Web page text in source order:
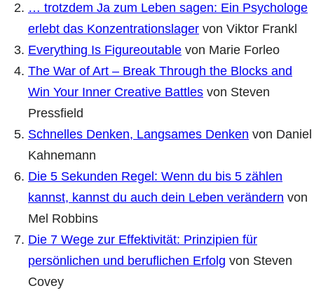
… trotzdem Ja zum Leben sagen: Ein Psychologe
erlebt das Konzentrationslager von Viktor Frankl
Everything Is Figureoutable von Marie Forleo
The War of Art – Break Through the Blocks and
Win Your Inner Creative Battles von Steven
Pressfield
Schnelles Denken, Langsames Denken von Daniel
Kahnemann
Die 5 Sekunden Regel: Wenn du bis 5 zählen
kannst, kannst du auch dein Leben verändern von
Mel Robbins
Die 7 Wege zur Effektivität: Prinzipien für
persönlichen und beruflichen Erfolg von Steven
Covey